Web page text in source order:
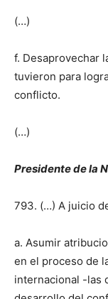
(…)
f. Desaprovechar
tuvieron para
conflicto.
(…)
Presidente de la
793. (…) A juicio
a. Asumir
en el proceso de
internacional -las